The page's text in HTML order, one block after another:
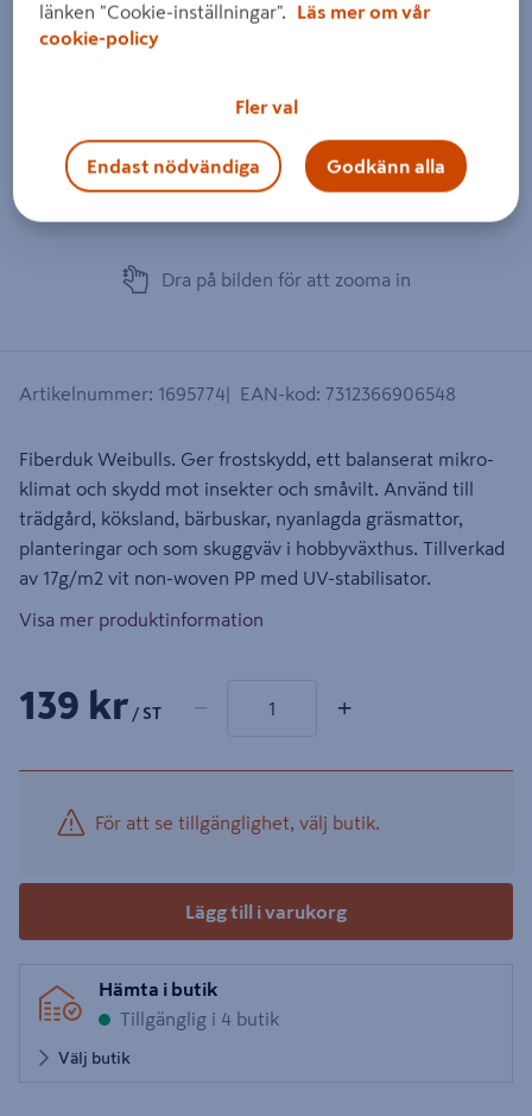
Dra på bilden för att zooma in
Artikelnummer: 1695774 EAN-kod: 7312366906548
Fiberduk Weibulls. Ger frostskydd, ett balanserat mikro-
klimat och skydd mot insekter och småvilt. Använd till
trädgård, köksland, bärbuskar, nyanlagda gräsmattor,
planteringar och som skuggväv i hobbyväxthus. Tillverkad
av 17g/m2 vit non-woven PP med UV-stabilisator.
Visa mer produktinformation
139 kr / ST − +
För att se tillgänglighet, välj butik.
Lägg till i varukorg
Hämta i butik
Tillgänglig i 4 butik
Välj butik
länken "Cookie-inställningar".
Läs mer om vår
cookie-policy
Fler val
Endast nödvändiga Godkänn alla